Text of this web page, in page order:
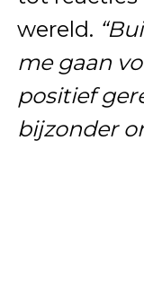
wereld.
me gaan
positief
bijzonder